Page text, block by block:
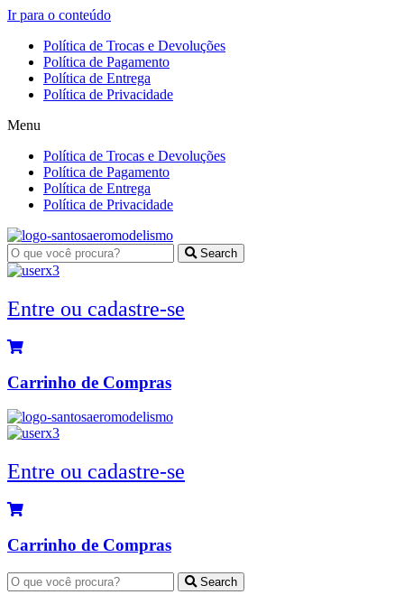
Ir para o conteúdo
Política de Trocas e Devoluções
Política de Pagamento
Política de Entrega
Política de Privacidade
Menu
Política de Trocas e Devoluções
Política de Pagamento
Política de Entrega
Política de Privacidade
Search
Entre ou cadastre-se
Carrinho de Compras
Entre ou cadastre-se
Carrinho de Compras
Search